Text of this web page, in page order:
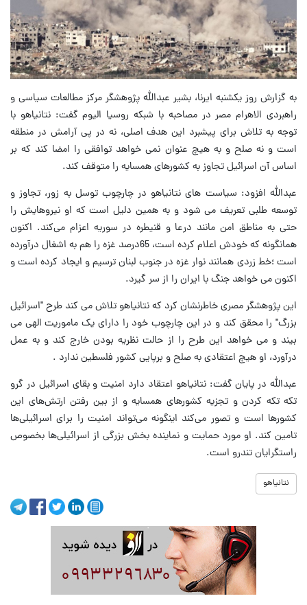
به گزارش روز یکشنبه ایرنا، بشیر عبدالله پژوهشگر مرکز مطالعات سیاسی و
راهبردی الاهرام مصر در مصاحبه با شبکه روسیا الیوم گفت: نتانیاهو با
توجه به تلاش برای پیشبرد این هدف اصلی، نه در پی آرامش در منطقه
است و نه صلح و به هیچ عنوان نمی خواهد توافقی را امضا کند که بر
اساس آن اسرائیل تجاوز به کشورهای همسایه را متوقف کند.
عبدالله افزود: سیاست های نتانیاهو در چارچوب توسل به زور، تجاوز و
توسعه طلبی تعریف می شود و به همین دلیل است که او نیروهایش را
حتی به مناطق امن مانند درعا و قنیطره در سوریه اعزام می‌کند. اکنون
همانگونه که خودش اعلام کرده است، 65درصد غزه را هم به اشغال درآورده
است ؛خط زردی همانند نوار غزه در جنوب لبنان ترسیم و ایجاد کرده است و
اکنون می خواهد جنگ با ایران را از سر گیرد.
این پژوهشگر مصری خاطرنشان کرد که نتانیاهو تلاش می کند طرح "اسرائیل
بزرگ" را محقق کند و در این چارچوب خود را دارای یک ماموریت الهی می
بیند و می خواهد این طرح را از حالت نظریه بودن خارج کند و به عمل
درآورد، او هیچ اعتقادی به صلح و برپایی کشور فلسطین ندارد .
عبدالله در پایان گفت: نتانیاهو اعتقاد دارد امنیت و بقای اسرائیل در گرو
تکه تکه کردن و تجزیه کشورهای همسایه و از بین رفتن ارتش‌های این
کشورها است و تصور می‌کند اینگونه می‌تواند امنیت را برای اسرائیلی‌ها
تامین کند. او مورد حمایت و نماینده بخش بزرگی از اسرائیلی‌ها بخصوص
راستگرایان تندرو است.
نتانیاهو